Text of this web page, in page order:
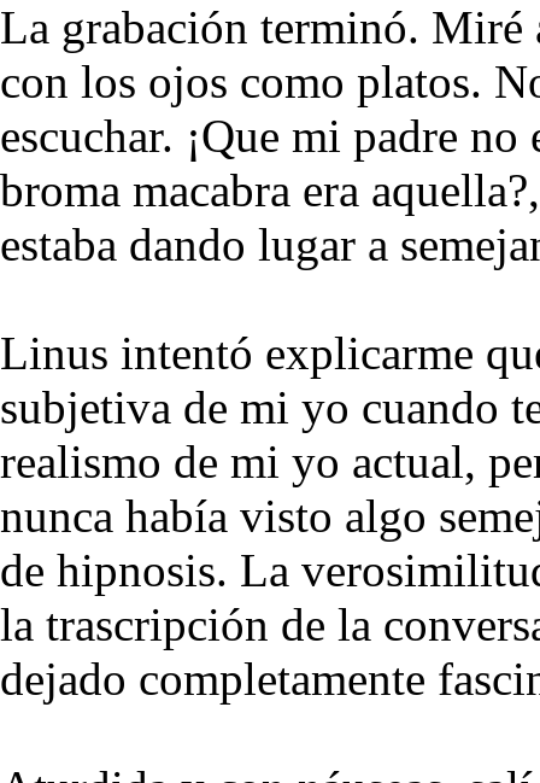
La grabación terminó. Miré
con los ojos como platos.
escuchar. ¡Que mi padre
broma macabra era
estaba dando lugar a
Linus intentó explicarme
subjetiva de mi yo cuando
realismo de mi yo actual,
nunca había visto algo
de hipnosis. La
la trascripción de la
dejado completamente